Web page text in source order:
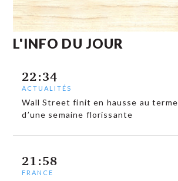
L'INFO DU JOUR
22:34
ACTUALITÉS
Wall Street finit en hausse au terme
d’une semaine florissante
21:58
FRANCE